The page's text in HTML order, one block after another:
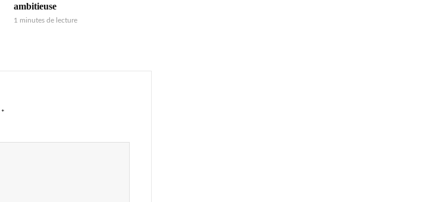
ambitieuse
1 minutes de lecture
*